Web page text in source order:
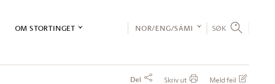
OM STORTINGET NOR/ENG/SÁMI SØK
Del Skriv ut Meld feil